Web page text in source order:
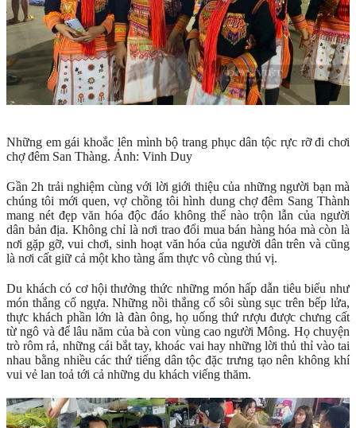
Những em gái khoắc lên mình bộ trang phục dân tộc rực rỡ đi chơi
chợ đêm San Thàng. Ảnh: Vinh Duy
Gần 2h trải nghiệm cùng với lời giới thiệu của những người bạn mà
chúng tôi mới quen, vợ chồng tôi hình dung chợ đêm Sang Thành
mang nét đẹp văn hóa độc đáo không thể nào trộn lẫn của người
dân bản địa. Không chỉ là nơi trao đổi mua bán hàng hóa mà còn là
nơi gặp gỡ, vui chơi, sinh hoạt văn hóa của người dân trên và cũng
là nơi cất giữ cả một kho tàng ẩm thực vô cùng thú vị.
Du khách có cơ hội thưởng thức những món hấp dẫn tiêu biểu như
món thắng cố ngựa. Những nồi thắng cố sôi sùng sục trên bếp lửa,
thực khách phần lớn là đàn ông, họ uống thứ rượu được chưng cất
từ ngô và để lâu năm của bà con vùng cao người Mông. Họ chuyện
trò rôm rả, những cái bắt tay, khoác vai hay những lời thủ thỉ vào tai
nhau bằng nhiều các thứ tiếng dân tộc đặc trưng tạo nên không khí
vui vẻ lan toả tới cả những du khách viếng thăm.